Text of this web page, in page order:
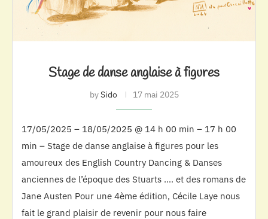
Stage de danse anglaise à figures
bySido 17 mai 2025
17/05/2025 – 18/05/2025 @ 14 h 00 min – 17 h 00
min – Stage de danse anglaise à figures pour les
amoureux des English Country Dancing & Danses
anciennes de l’époque des Stuarts …. et des romans de
Jane Austen Pour une 4ème édition, Cécile Laye nous
fait le grand plaisir de revenir pour nous faire